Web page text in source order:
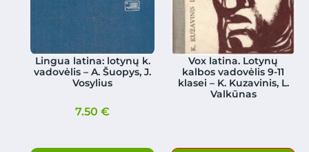
Lingua latina: lotynų k.
vadovėlis – A. Šuopys, J.
Vosylius
7.50€
Vox latina. Lotynų
kalbos vadovėlis 9-11
klasei – K. Kuzavinis, L.
Valkūnas